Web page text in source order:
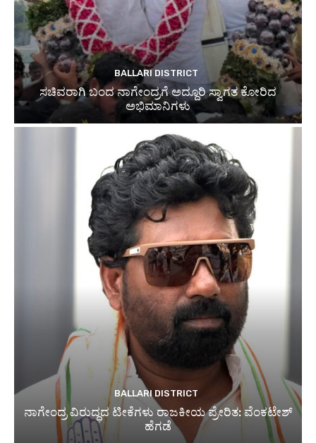
BALLARI DISTRICT
ಸಚಿವರಾಗಿ ಬಂದ ನಾಗೇಂದ್ರಗೆ ಅದ್ದೂರಿ ಸ್ವಾಗತ ಕೋರಿದ
ಅಭಿಮಾನಿಗಳು
BALLARI DISTRICT
ನಾಗೇಂದ್ರ ವಿರುದ್ಧದ ಟೀಕೆಗಳು ರಾಜಕೀಯ ಪ್ರೇರಿತ: ವೆಂಕಟೇಶ್
ಹೆಗಡೆ